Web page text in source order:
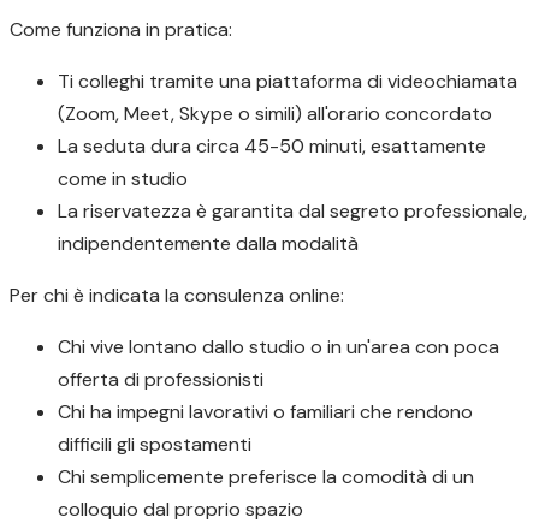
Come funziona in pratica:
Ti colleghi tramite una piattaforma di videochiamata
(Zoom, Meet, Skype o simili) all'orario concordato
La seduta dura circa 45-50 minuti, esattamente
come in studio
La riservatezza è garantita dal segreto professionale,
indipendentemente dalla modalità
Per chi è indicata la consulenza online:
Chi vive lontano dallo studio o in un'area con poca
offerta di professionisti
Chi ha impegni lavorativi o familiari che rendono
difficili gli spostamenti
Chi semplicemente preferisce la comodità di un
colloquio dal proprio spazio